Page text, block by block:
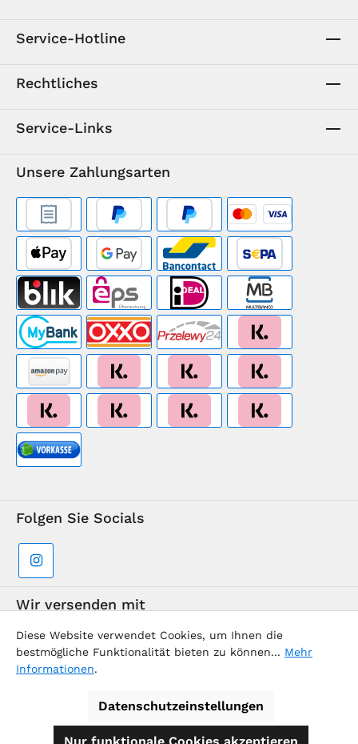
Service-Hotline
Rechtliches
Service-Links
Unsere Zahlungsarten
Folgen Sie Socials
Wir versenden mit
Diese Website verwendet Cookies, um Ihnen die
bestmögliche Funktionalität bieten zu können... Mehr
Informationen.
Datenschutzeinstellungen